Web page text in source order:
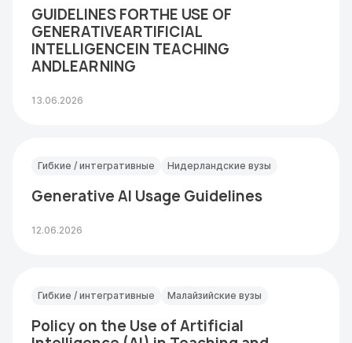
GUIDELINES FORTHE USE OF
GENERATIVEARTIFICIAL
INTELLIGENCEIN TEACHING
ANDLEARNING
13.06.2026
Гибкие / интегративные Нидерландские вузы
Generative AI Usage Guidelines
12.06.2026
Гибкие / интегративные Малайзийские вузы
Policy on the Use of Artificial